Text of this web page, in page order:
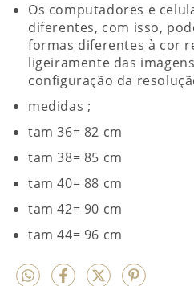
Os computadores e
diferentes, com isso,
formas diferentes à cor
ligeiramente das
configuração da
medidas ;
tam 36= 82 cm
tam 38= 85 cm
tam 40= 88 cm
tam 42= 90 cm
tam 44= 96 cm